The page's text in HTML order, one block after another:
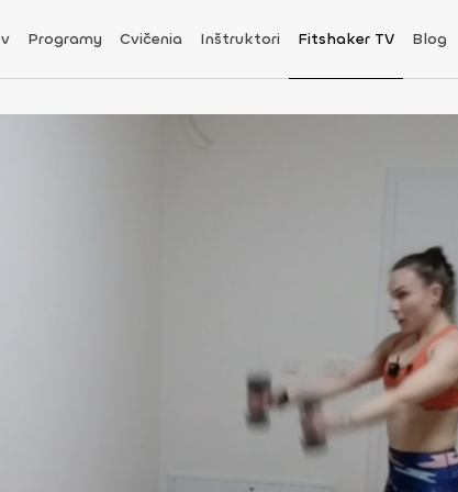
Programy Cvičenia Inštruktori Fitshaker TV Blog